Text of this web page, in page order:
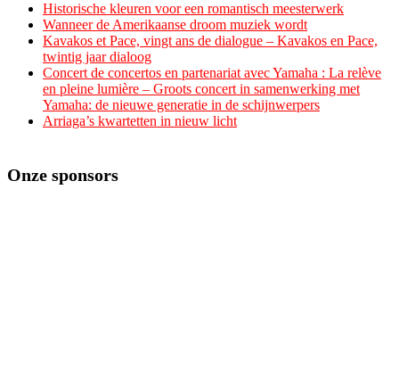
Historische kleuren voor een romantisch meesterwerk
Wanneer de Amerikaanse droom muziek wordt
Kavakos et Pace, vingt ans de dialogue – Kavakos en Pace,
twintig jaar dialoog
Concert de concertos en partenariat avec Yamaha : La relève
en pleine lumière – Groots concert in samenwerking met
Yamaha: de nieuwe generatie in de schijnwerpers
Arriaga’s kwartetten in nieuw licht
Onze sponsors